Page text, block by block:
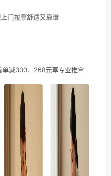
门按摩舒适又靠谱
单减300，268元享专业推拿